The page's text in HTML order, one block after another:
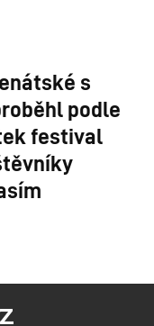
s
podle
festival